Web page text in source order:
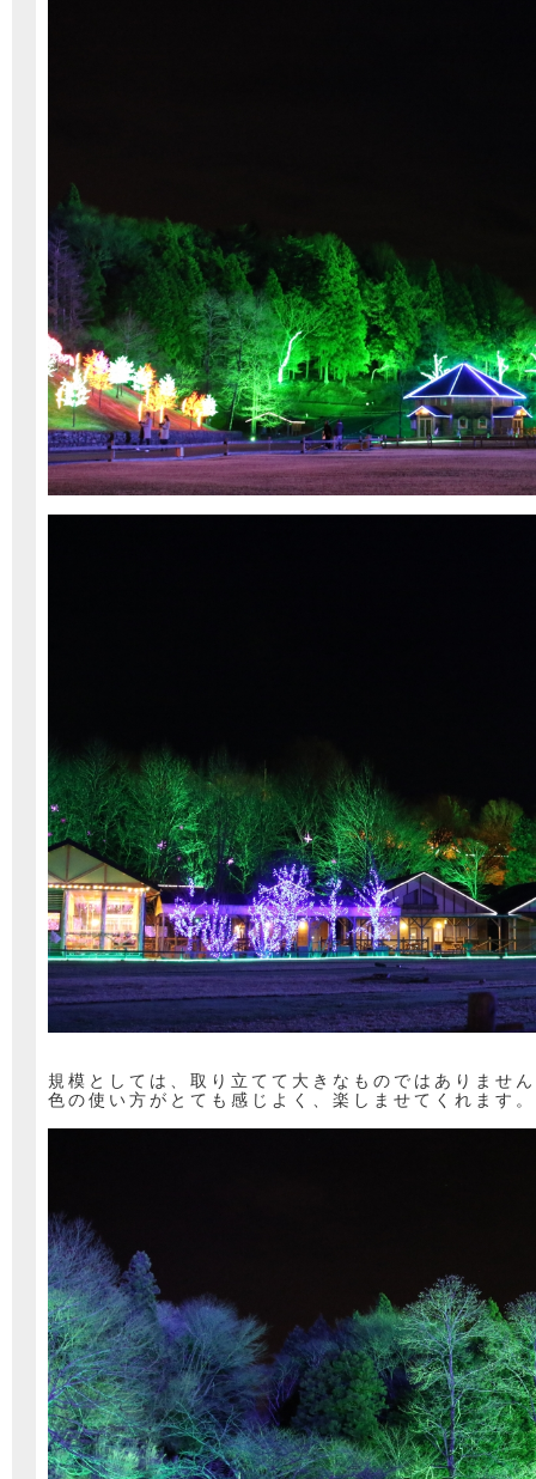
規模としては、取り立てて大きなものではありませ
色の使い方がとても感じよく、楽しませてくれます。